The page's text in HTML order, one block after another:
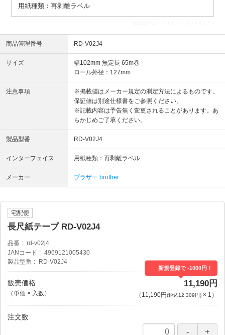
用紙種類：再剥離ラベル
商品管理番号 RD-V02J4
サイズ
幅102mm 無定長 65m巻
ロール外径：127mm
注意事項
※掲載値はメーカー規定の測定方法によるものです。
保証値は別途仕様書をご参照ください。
※記載内容は予告無く変更されることがあります。あ
らかじめご了承ください。
製品型番 RD-V02J4
インターフェイス 用紙種類：再剥離ラベル
メーカー ブラザー brother
宅配便
長尺紙テープ RD-V02J4
品番
rd-v02j4
JANコード
4969121005430
製品型番
RD-V02J4
販売価格
（単価 × 入数）
新規登録で -1000円！
11,190円
（ 11,190円(税込12,309円)× 1 ）
注文数